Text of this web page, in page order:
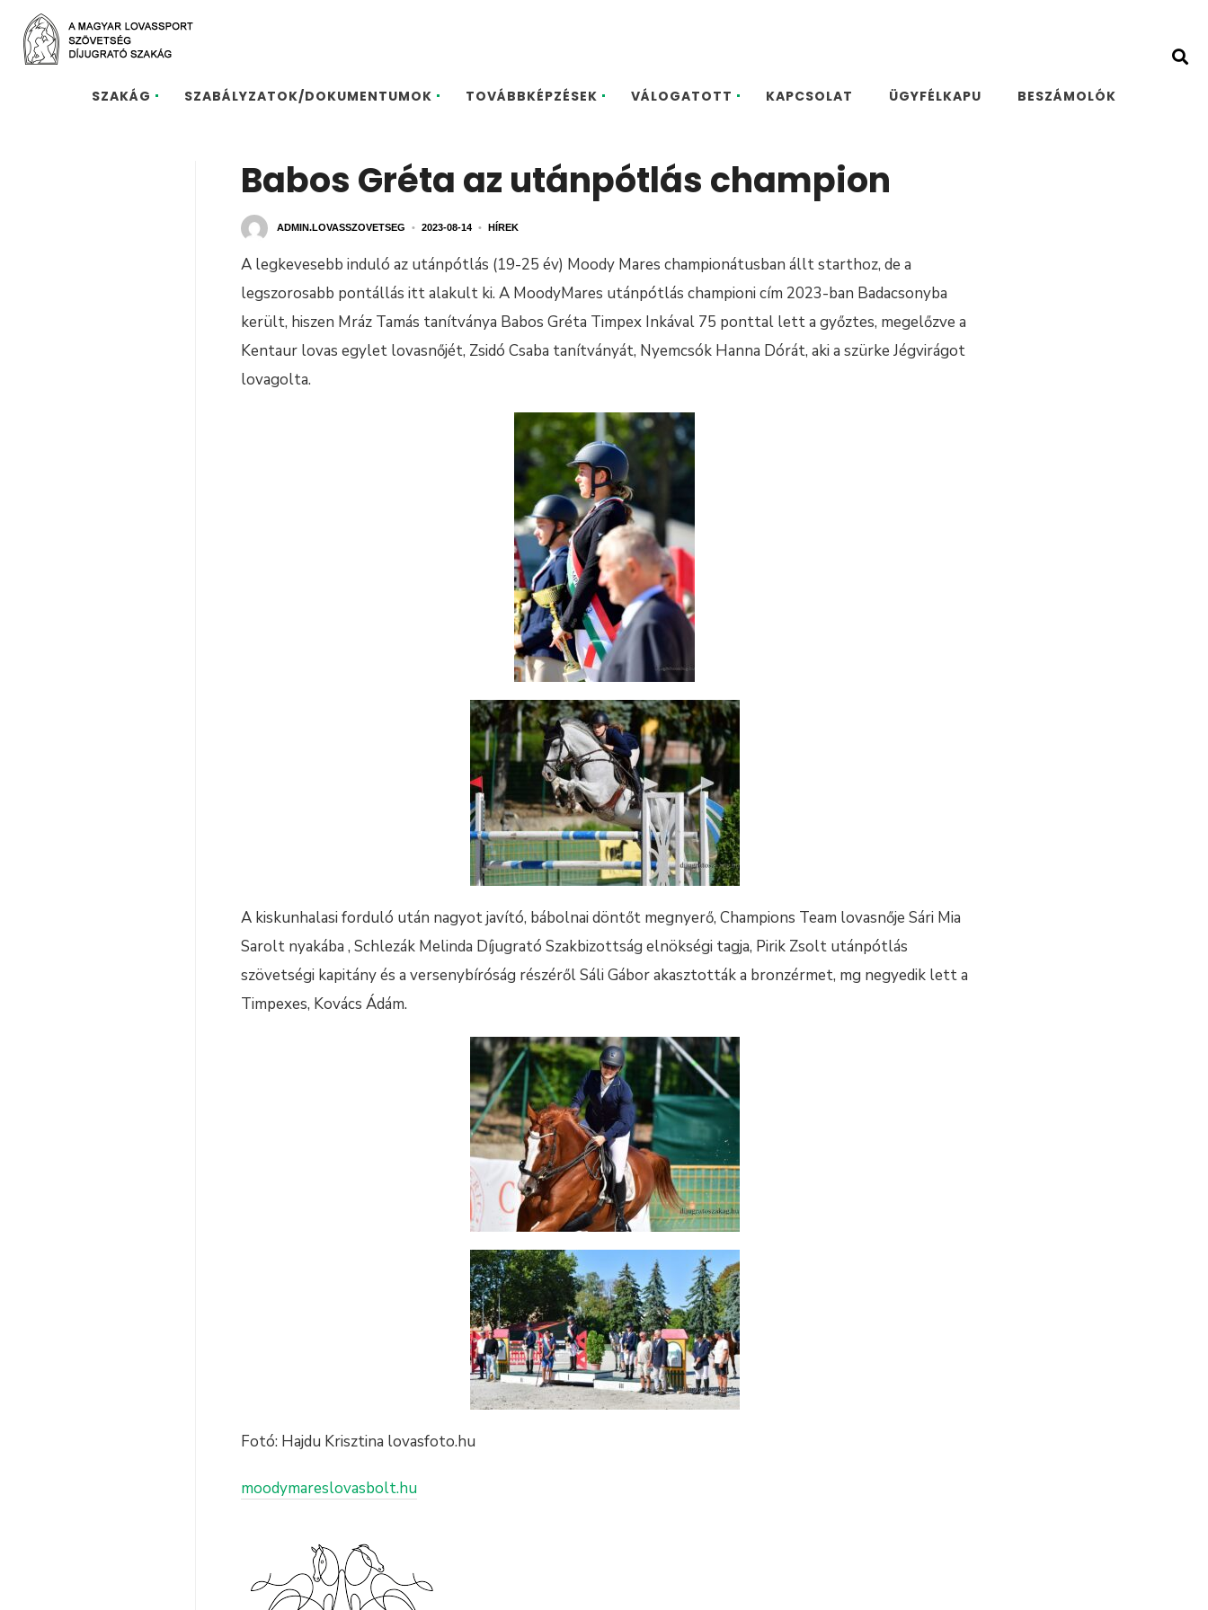
SZAKÁG SZABÁLYZATOK/DOKUMENTUMOK TOVÁBBKÉPZÉSEK VÁLOGATOTT KAPCSOLAT ÜGYFÉLKAPU BESZÁMOLÓK
Babos Gréta az utánpótlás champion
ADMIN.LOVASSZOVETSEG • 2023-08-14 • HÍREK
A legkevesebb induló az utánpótlás (19-25 év) Moody Mares championátusban állt starthoz, de a
legszorosabb pontállás itt alakult ki. A MoodyMares utánpótlás championi cím 2023-ban Badacsonyba
került, hiszen Mráz Tamás tanítványa Babos Gréta Timpex Inkával 75 ponttal lett a győztes, megelőzve a
Kentaur lovas egylet lovasnőjét, Zsidó Csaba tanítványát, Nyemcsók Hanna Dórát, aki a szürke Jégvirágot
lovagolta.
A kiskunhalasi forduló után nagyot javító, bábolnai döntőt megnyerő, Champions Team lovasnője Sári Mia
Sarolt nyakába , Schlezák Melinda Díjugrató Szakbizottság elnökségi tagja, Pirik Zsolt utánpótlás
szövetségi kapitány és a versenybíróság részéről Sáli Gábor akasztották a bronzérmet, mg negyedik lett a
Timpexes, Kovács Ádám.
Fotó: Hajdu Krisztina lovasfoto.hu
moodymareslovasbolt.hu